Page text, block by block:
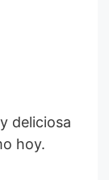
hoy.